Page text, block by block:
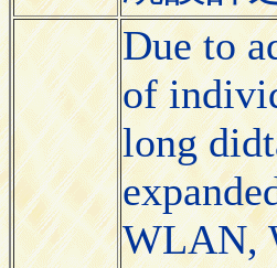
Due to
of
long
WLAN,